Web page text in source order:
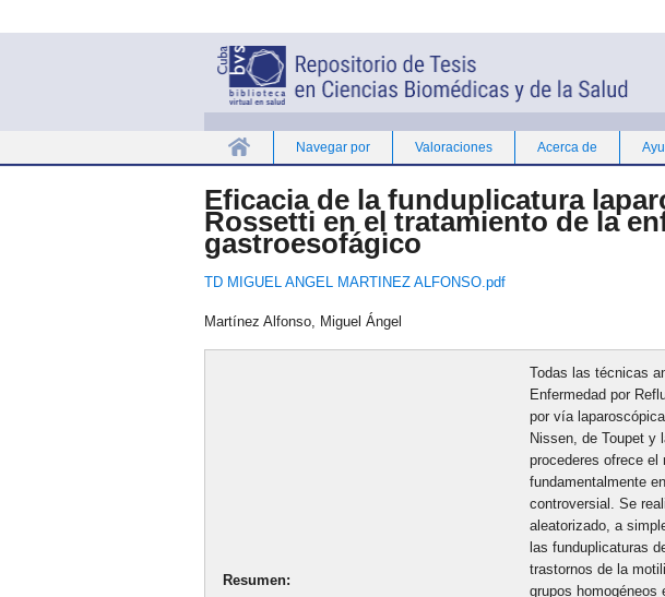
Navegar por Valoraciones Acerca de
Eficacia de la funduplicatura
Rossetti en el tratamiento de la
gastroesofágico
TD MIGUEL ANGEL MARTINEZ ALFONSO.pdf
Martínez Alfonso, Miguel Ángel
Resumen
Todas las técnicas
Enfermedad por
por vía
Nissen, de Toupet y
procederes ofrece el
fundamentalmente
controversial. Se
aleatorizado, a
las funduplicaturas
trastornos de la
grupos homogéneos